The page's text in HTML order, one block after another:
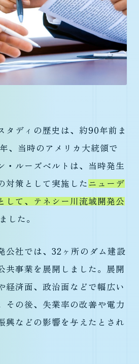
タディの歴史は、約90年前ま
、当時のアメリカ大統領で
・ルーズベルトは、当時発生
対策として実施した ニューデ
して、テネシー川流域開発公
した。
公社では、32ヶ所のダム建設
共事業を展開しました。展開
経済面、政治面などで幅広い
その後、失業率の改善や電力
興などの影響を与えたとされ